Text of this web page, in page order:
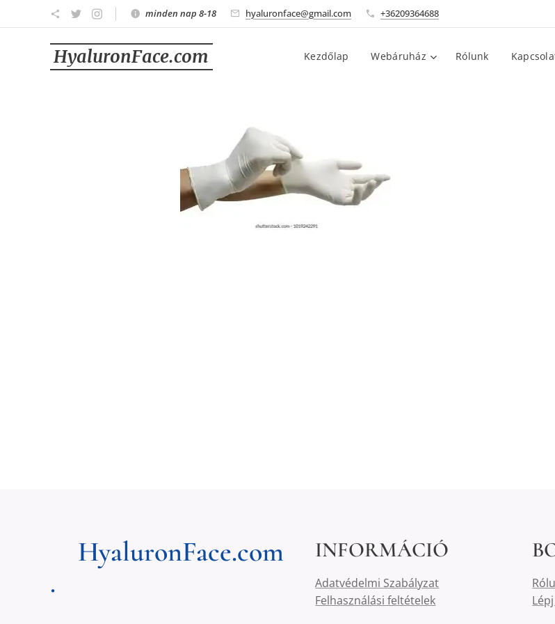
minden nap 8-18 hyaluronface@gmail.com +36209364688
HyaluronFace.com Kezdőlap Webáruház Rólunk
HyaluronFace.com
.
INFORMÁCIÓ
Adatvédelmi Szabályzat
Felhasználási feltételek